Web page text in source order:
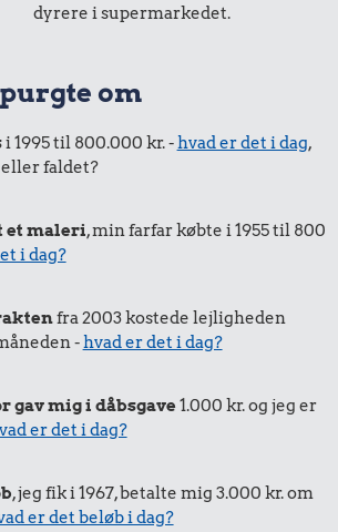
i 2002
i 2002 i 2003
dyrere i supermarkedet.
om
i 1995 til 800.000 kr. -hvad er det i dag,
faldet?
et maleri, min farfar købte i 1955 til 800
i dag?
fra 2003 kostede lejligheden
-hvad er det i dag?
gav mig i dåbsgave1.000 kr. og jeg er
er det i dag?
, jeg fik i 1967, betalte mig 3.000 kr. om
er det beløb i dag?